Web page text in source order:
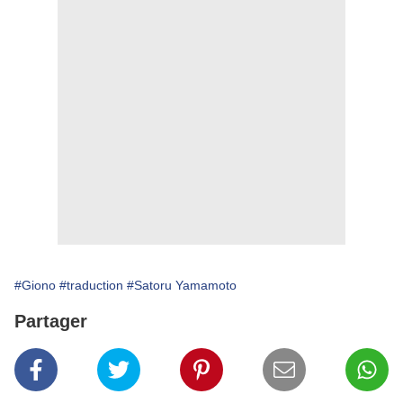
#Giono #traduction #Satoru Yamamoto
Partager